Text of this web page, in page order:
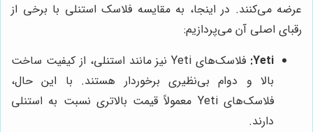
عرضه می‌کنند. در اینجا، به مقایسه فلاسک استنلی با برخی از
رقبای اصلی آن می‌پردازیم:
Yeti:
فلاسک‌های Yeti نیز مانند استنلی، از کیفیت ساخت
بالا و دوام بی‌نظیری برخوردار هستند. با این حال،
فلاسک‌های Yeti معمولاً قیمت بالاتری نسبت به استنلی
دارند.